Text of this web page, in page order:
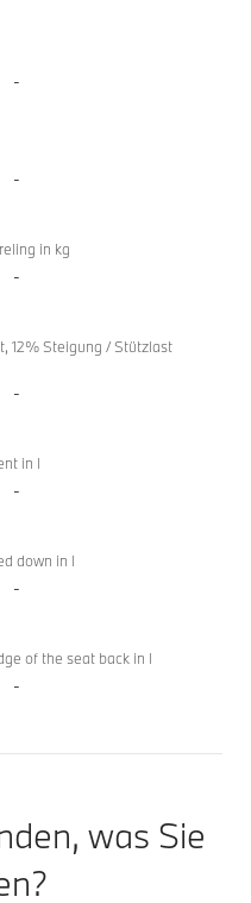
-
-
in kg
-
12% Steigung / Stützlast
-
in l
-
down in l
-
of the seat back in l
-
was Sie